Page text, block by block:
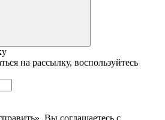
на рассылку, воспользуйтесь
Вы соглашаетесь с